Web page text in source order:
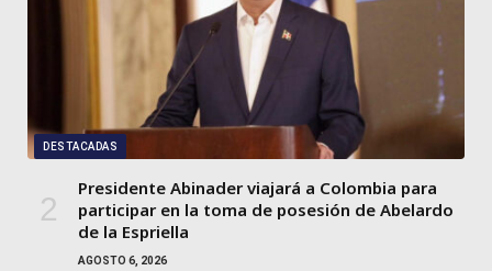
DESTACADAS
Presidente Abinader viajará a Colombia para
participar en la toma de posesión de Abelardo
de la Espriella
AGOSTO 6, 2026